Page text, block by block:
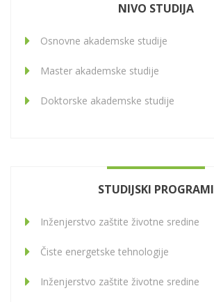
NIVO STUDIJA
Osnovne akademske studije
Master akademske studije
Doktorske akademske studije
STUDIJSKI PROGRAMI
Inženjerstvo zaštite životne sredine
Čiste energetske tehnologije
Inženjerstvo zaštite životne sredine